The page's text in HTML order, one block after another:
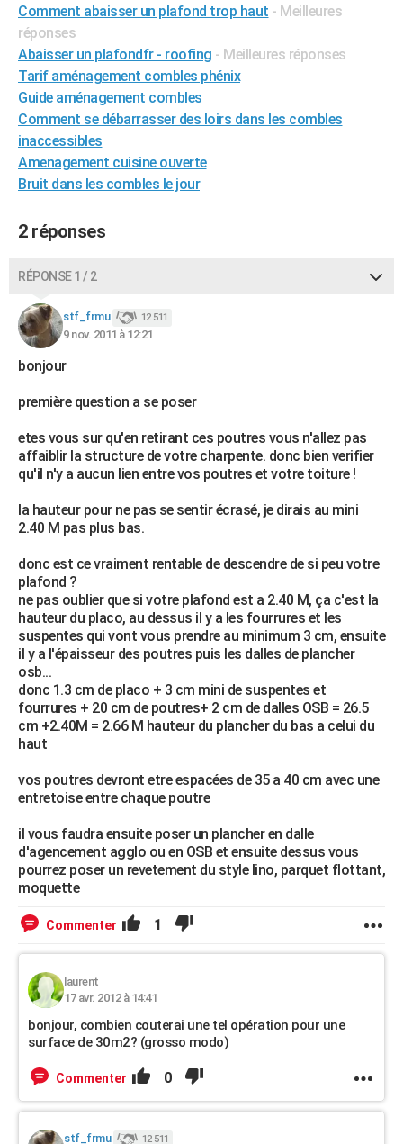
Comment abaisser un plafond trop haut - Meilleures
réponses
Abaisser un plafondfr - roofing - Meilleures réponses
Tarif aménagement combles phénix
Guide aménagement combles
Comment se débarrasser des loirs dans les combles
inaccessibles
Amenagement cuisine ouverte
Bruit dans les combles le jour
2 réponses
RÉPONSE 1 / 2
stf_frmu 12 511
9 nov. 2011 à 12:21
bonjour
première question a se poser
etes vous sur qu'en retirant ces poutres vous n'allez pas
affaiblir la structure de votre charpente. donc bien verifier
qu'il n'y a aucun lien entre vos poutres et votre toiture !
la hauteur pour ne pas se sentir écrasé, je dirais au mini
2.40 M pas plus bas.
donc est ce vraiment rentable de descendre de si peu votre
plafond ?
ne pas oublier que si votre plafond est a 2.40 M, ça c'est la
hauteur du placo, au dessus il y a les fourrures et les
suspentes qui vont vous prendre au minimum 3 cm, ensuite
il y a l'épaisseur des poutres puis les dalles de plancher
osb...
donc 1.3 cm de placo + 3 cm mini de suspentes et
fourrures + 20 cm de poutres+ 2 cm de dalles OSB = 26.5
cm +2.40M = 2.66 M hauteur du plancher du bas a celui du
haut
vos poutres devront etre espacées de 35 a 40 cm avec une
entretoise entre chaque poutre
il vous faudra ensuite poser un plancher en dalle
d'agencement agglo ou en OSB et ensuite dessus vous
pourrez poser un revetement du style lino, parquet flottant,
moquette
Commenter 1
laurent
17 avr. 2012 à 14:41
bonjour, combien couterai une tel opération pour une
surface de 30m2? (grosso modo)
Commenter 0
stf_frmu 12 511